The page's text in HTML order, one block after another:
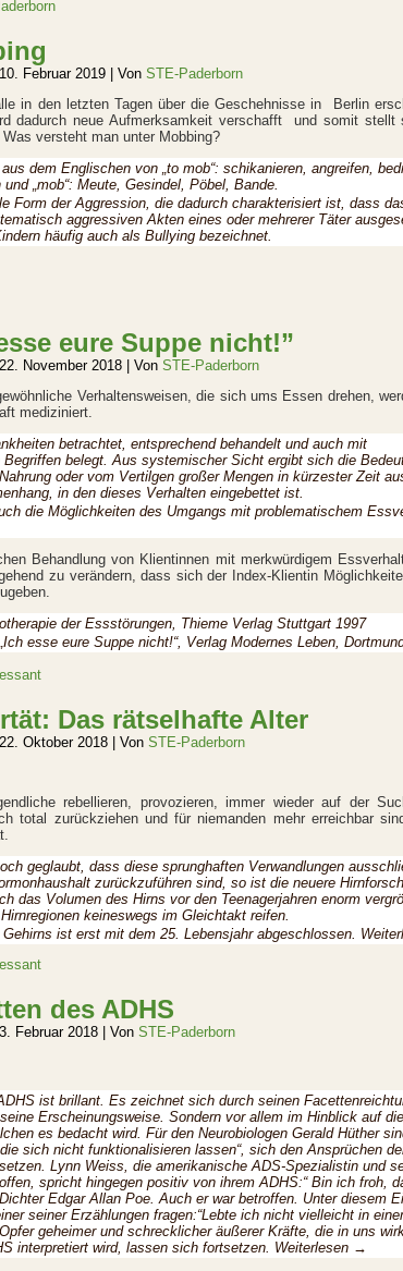
10. Februar 2019 Von STE-Paderborn
in den letzten Tagen über die Geschehnisse in Berlin
dadurch neue Aufmerksamkeit verschafft und somit stellt
versteht man unter Mobbing?
dem Englischen von „to mob“: schikanieren, angreifen,
„mob“: Meute, Gesindel, Pöbel, Bande.
Form der Aggression, die dadurch charakterisiert ist, dass
aggressiven Akten eines oder mehrerer Täter
häufig auch als Bullying bezeichnet.
eure Suppe nicht!”
22. November 2018 Von STE-Paderborn
Verhaltensweisen, die sich ums Essen drehen,
mediziniert.
betrachtet, entsprechend behandelt und auch mit
Begriffen belegt. Aus systemischer Sicht ergibt sich die
oder vom Vertilgen großer Mengen in kürzester Zeit
in den dieses Verhalten eingebettet ist.
die Möglichkeiten des Umgangs mit problematischem
Behandlung von Klientinnen mit merkwürdigem
zu verändern, dass sich der Index-Klientin
der Essstörungen, Thieme Verlag Stuttgart 1997
esse eure Suppe nicht!“, Verlag Modernes Leben,
Das rätselhafte Alter
22. Oktober 2018 Von STE-Paderborn
rebellieren, provozieren, immer wieder auf der
total zurückziehen und für niemanden mehr erreichbar
geglaubt, dass diese sprunghaften Verwandlungen
zurückzuführen sind, so ist die neuere
das Volumen des Hirns vor den Teenagerjahren enorm
keineswegs im Gleichtakt reifen.
ist erst mit dem 25. Lebensjahr abgeschlossen.
des ADHS
3. Februar 2018 Von STE-Paderborn
ist brillant. Es zeichnet sich durch seinen
Erscheinungsweise. Sondern vor allem im Hinblick auf
es bedacht wird. Für den Neurobiologen Gerald Hüther
sich nicht funktionalisieren lassen“, sich den Ansprüchen
Lynn Weiss, die amerikanische ADS-Spezialistin und
spricht hingegen positiv von ihrem ADHS:“ Bin ich froh,
Edgar Allan Poe. Auch er war betroffen. Unter diesem
seiner Erzählungen fragen:“Lebte ich nicht vielleicht in
geheimer und schrecklicher äußerer Kräfte, die in uns
interpretiert wird, lassen sich fortsetzen. Weiterlesen →